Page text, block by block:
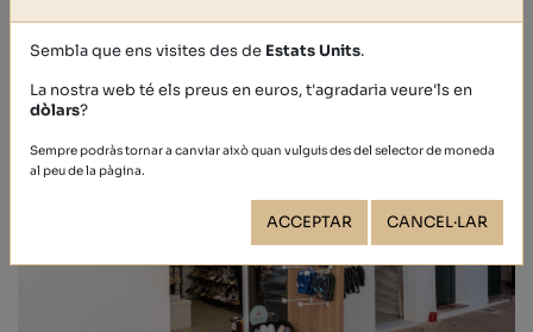
Sembla que ens visites des de Estats Units.
La nostra web té els preus en euros, t'agradaria veure'ls en
dòlars?
Sempre podràs tornar a canviar això quan vulguis des del selector de moneda
al peu de la pàgina.
ACCEPTAR CANCEL·LAR